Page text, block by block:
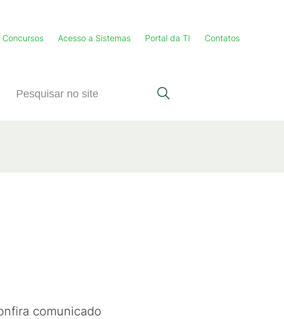
Concursos Acesso a Sistemas Portal da TI Contatos
comunicado